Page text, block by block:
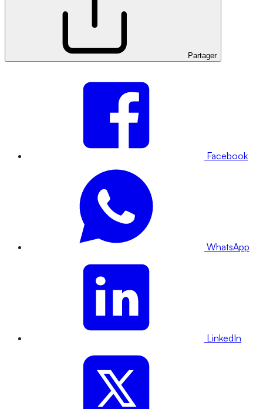
Partager
Facebook
WhatsApp
LinkedIn